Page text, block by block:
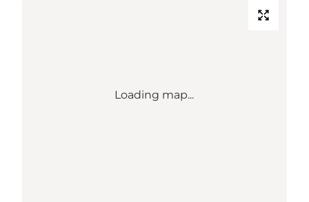
Loading map...